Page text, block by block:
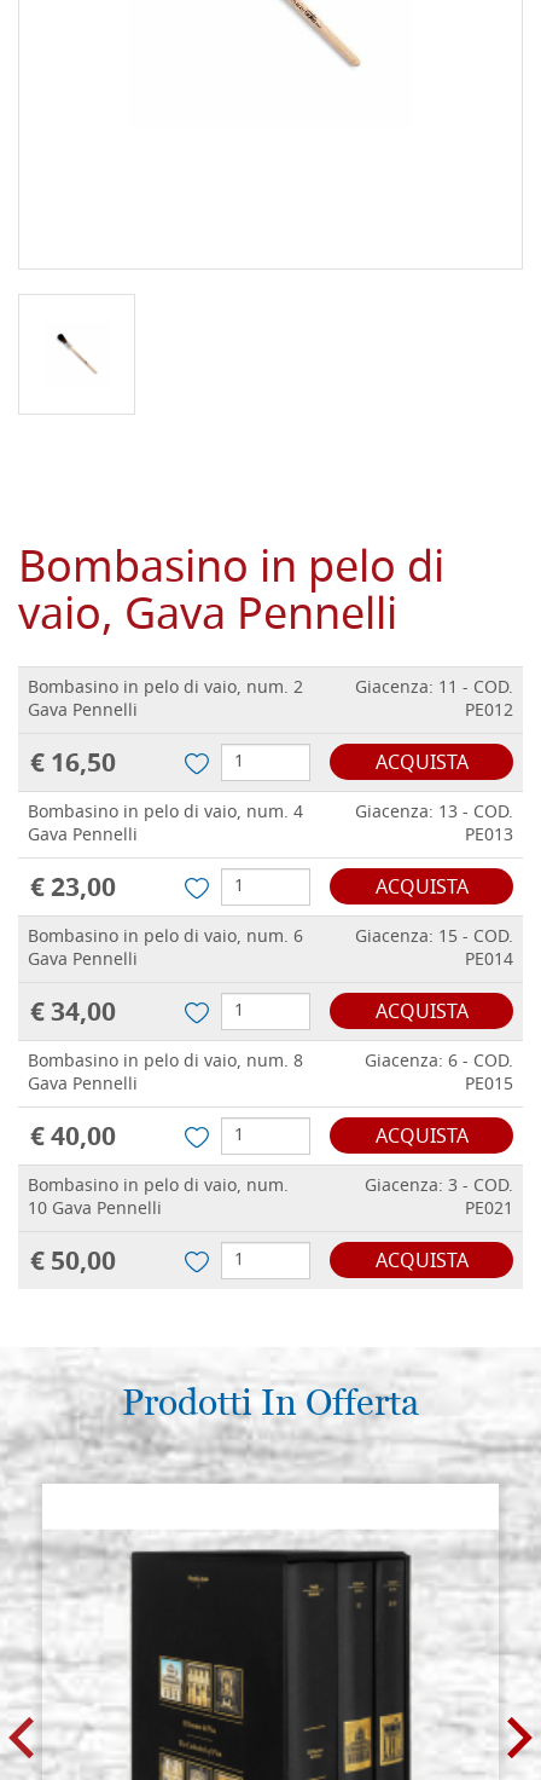
Bombasino in pelo di
vaio, Gava Pennelli
Bombasino in pelo di vaio, num. 2
Gava Pennelli
Giacenza: 11 - COD.
PE012
€ 16,50 ACQUISTA
Bombasino in pelo di vaio, num. 4
Gava Pennelli
Giacenza: 13 - COD.
PE013
€ 23,00 ACQUISTA
Bombasino in pelo di vaio, num. 6
Gava Pennelli
Giacenza: 15 - COD.
PE014
€ 34,00 ACQUISTA
Bombasino in pelo di vaio, num. 8
Gava Pennelli
Giacenza: 6 - COD.
PE015
€ 40,00 ACQUISTA
Bombasino in pelo di vaio, num.
10 Gava Pennelli
Giacenza: 3 - COD.
PE021
€ 50,00 ACQUISTA
Prodotti In Offerta